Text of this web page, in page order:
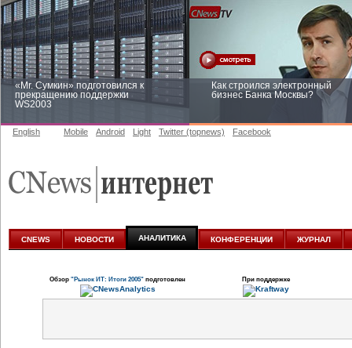
«Mr. Сумкин» подготовился к
прекращению поддержки
WS2003
Как строился электронный
бизнес Банка Москвы?
аналитике
English Mobile Android Light Twitter (topnews) Facebook
CNEWS НОВОСТИ АНАЛИТИКА КОНФЕРЕНЦИИ ЖУРНАЛ
Обзор "Рынок ИТ: Итоги 2005" подготовлен При поддержке